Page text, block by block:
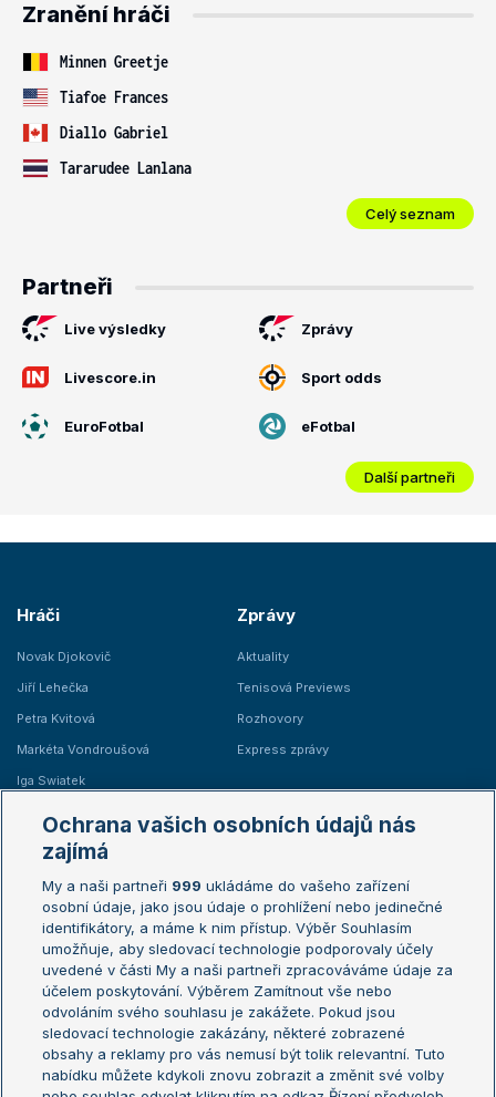
Zranění hráči
Minnen Greetje
Tiafoe Frances
Diallo Gabriel
Tararudee Lanlana
Celý seznam
Partneři
Live výsledky Zprávy
Livescore.in Sport odds
EuroFotbal eFotbal
Další partneři
Hráči
Novak Djokovič
Jiří Lehečka
Petra Kvitová
Markéta Vondroušová
Iga Swiatek
Zprávy
Aktuality
Tenisová Previews
Rozhovory
Express zprávy
Žebříčky
Žebříček ATP (muži)
Žebříček WTA (ženy)
Sázkařský žebříček
Australian Open
French Open
Wimbledon
US Open
Turnaj mistrů
Turnaj mistryň
Aktualní trendy
Ochrana vašich osobních údajů nás
zajímá
My a naši partneři 999 ukládáme do vašeho zařízení
osobní údaje, jako jsou údaje o prohlížení nebo jedinečné
identifikátory, a máme k nim přístup. Výběr Souhlasím
umožňuje, aby sledovací technologie podporovaly účely
uvedené v části My a naši partneři zpracováváme údaje za
účelem poskytování. Výběrem Zamítnout vše nebo
odvoláním svého souhlasu je zakážete. Pokud jsou
sledovací technologie zakázány, některé zobrazené
obsahy a reklamy pro vás nemusí být tolik relevantní. Tuto
nabídku můžete kdykoli znovu zobrazit a změnit své volby